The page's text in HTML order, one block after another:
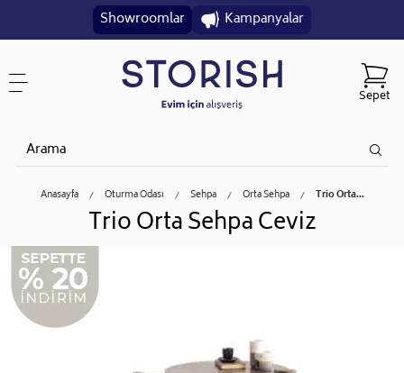
Showroomlar Kampanyalar
Sepet
Anasayfa Oturma Odası Sehpa Orta Sehpa Trio Orta...
Trio Orta Sehpa Ceviz